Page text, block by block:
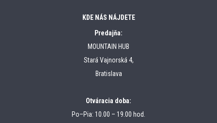
KDE NÁS NÁJDETE
Predajňa:
MOUNTAIN HUB
Stará Vajnorská 4,
Bratislava
Otváracia doba:
Po–Pia: 10.00 – 19.00 hod.